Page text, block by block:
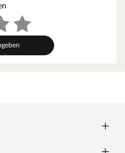
Jahren. Achte aber bitte
Spielturmes zum Alter bzw.
Die erhöhte
Podesthöhe von 126 cm.
ist bereits im
Wasserrutsche verwandeln.